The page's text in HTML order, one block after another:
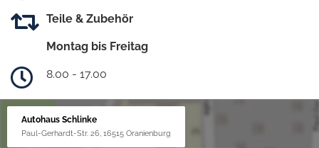
Teile & Zubehör
Montag bis Freitag
8.00 - 17.00
Autohaus Schlinke
Paul-Gerhardt-Str. 26, 16515 Oranienburg